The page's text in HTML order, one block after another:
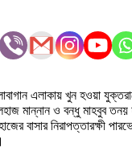
এলাকায় খুন হওয়া
মান্নান ও বন্ধু মাহবুব
বাসার নিরাপত্তারক্ষী